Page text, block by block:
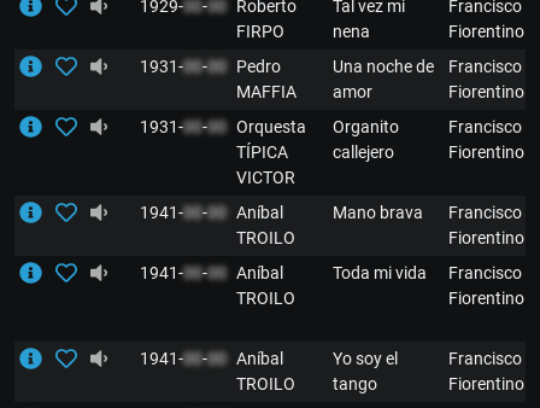
1929-00-00
Roberto
FIRPO
Tal vez mi
nena
Francisco
Fiorentino
1931-00-00
Pedro
MAFFIA
Una noche de
amor
Francisco
Fiorentino
1931-00-00 Orquesta
TÍPICA
VICTOR
Organito
callejero
Francisco
Fiorentino
1941-00-00 Aníbal
TROILO
Mano brava
Francisco
Fiorentino
1941-00-00 Aníbal
TROILO
Toda mi vida
Francisco
Fiorentino
1941-00-00 Aníbal
TROILO
Yo soy el
tango
Francisco
Fiorentino